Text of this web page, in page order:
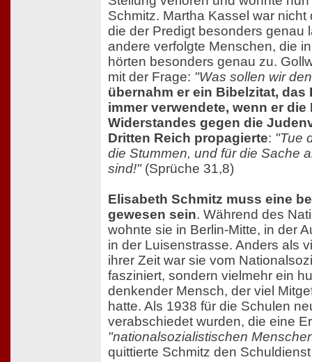
Schmitz. Martha Kassel war
die der Predigt besonders genau
andere verfolgte Menschen, die
hörten besonders genau zu.
mit der Frage: "Was sollen wir
übernahm er ein Bibelzitat,
immer verwendete, wenn er
Widerstandes gegen die
Dritten Reich propagierte: "Tue
die Stummen, und für die Sache
sind!"(Sprüche 31,8)
Elisabeth Schmitz muss eine
gewesen sein. Während des
wohnte sie in Berlin-Mitte, in der
in der Luisenstrasse. Anders als
ihrer Zeit war sie vom
fasziniert, sondern vielmehr ein
denkender Mensch, der viel
hatte. Als 1938 für die Schulen
verabschiedet wurden, die eine
"nationalsozialistischen
quittierte Schmitz den